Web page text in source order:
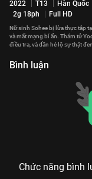
2022 T13
Hàn Quốc
2g 18ph
Full HD
Nữ sinh Sohee bị lừa thực tập
và mất mạng bí ẩn. Thám tử
điều tra, và dần hé lộ sự thật
Bình luận
Chức năng bình